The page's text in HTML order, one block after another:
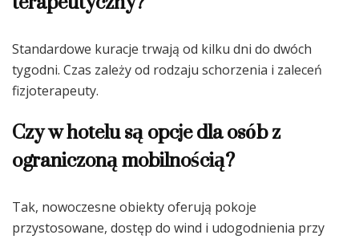
Standardowe kuracje trwają od kilku dni do dwóch
tygodni. Czas zależy od rodzaju schorzenia i zaleceń
fizjoterapeuty.
Czy w hotelu są opcje dla osób z
ograniczoną mobilnością?
Tak, nowoczesne obiekty oferują pokoje
przystosowane, dostęp do wind i udogodnienia przy